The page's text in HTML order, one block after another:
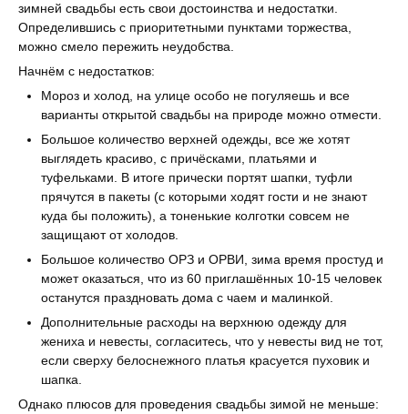
зимней свадьбы есть свои достоинства и недостатки.
Определившись с приоритетными пунктами торжества,
можно смело пережить неудобства.
Начнём с недостатков:
Мороз и холод, на улице особо не погуляешь и все
варианты открытой свадьбы на природе можно отмести.
Большое количество верхней одежды, все же хотят
выглядеть красиво, с причёсками, платьями и
туфельками. В итоге прически портят шапки, туфли
прячутся в пакеты (с которыми ходят гости и не знают
куда бы положить), а тоненькие колготки совсем не
защищают от холодов.
Большое количество ОРЗ и ОРВИ, зима время простуд и
может оказаться, что из 60 приглашённых 10-15 человек
останутся праздновать дома с чаем и малинкой.
Дополнительные расходы на верхнюю одежду для
жениха и невесты, согласитесь, что у невесты вид не тот,
если сверху белоснежного платья красуется пуховик и
шапка.
Однако плюсов для проведения свадьбы зимой не меньше: